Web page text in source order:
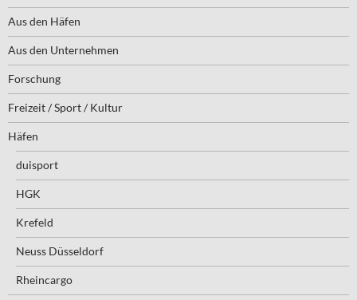
Aus den Häfen
Aus den Unternehmen
Forschung
Freizeit / Sport / Kultur
Häfen
duisport
HGK
Krefeld
Neuss Düsseldorf
Rheincargo